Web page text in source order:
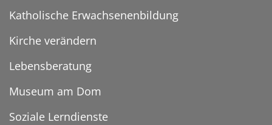
Katholische Erwachsenenbildung
Kirche verändern
Lebensberatung
Museum am Dom
Soziale Lerndienste